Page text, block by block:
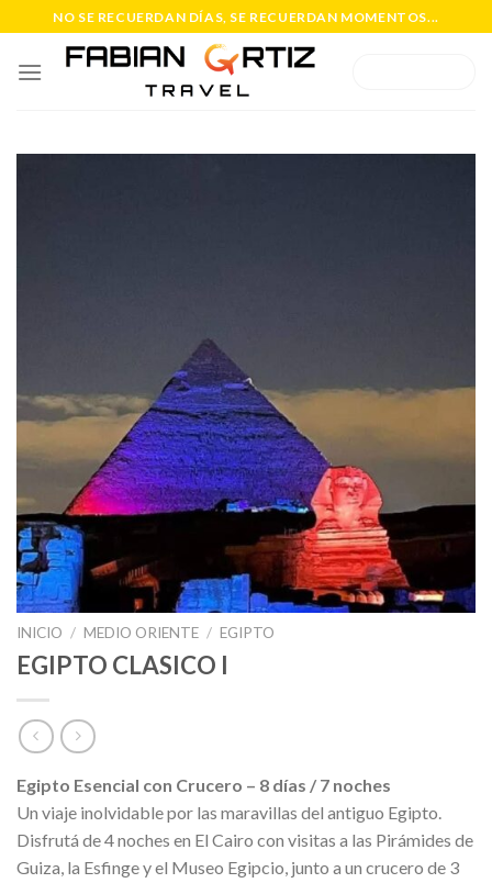
al
contenido
NO SE RECUERDAN DÍAS, SE RECUERDAN MOMENTOS...
INICIO / MEDIO ORIENTE / EGIPTO
EGIPTO CLASICO I
Egipto Esencial con Crucero – 8 días / 7 noches
Un viaje inolvidable por las maravillas del antiguo Egipto.
Disfrutá de 4 noches en El Cairo con visitas a las Pirámides de
Guiza, la Esfinge y el Museo Egipcio, junto a un crucero de 3